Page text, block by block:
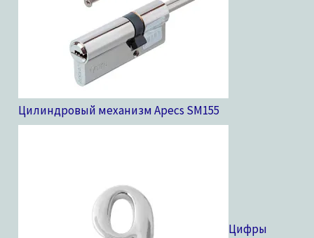
Цилиндровый механизм Apecs SM155
Цифры